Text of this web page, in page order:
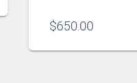
$650.00